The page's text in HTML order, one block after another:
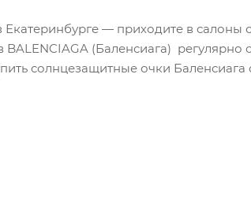
Екатеринбурге — приходите в салоны
(Баленсиага) регулярно
солнцезащитные очки Баленсиага